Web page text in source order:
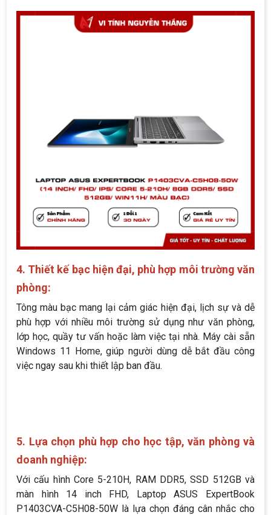
4. Thiết kế bạc hiện đại, phù hợp môi trường văn
phòng:
Tông màu bạc mang lại cảm giác hiện đại, lịch sự và dễ
phù hợp với nhiều môi trường sử dụng như văn phòng,
lớp học, quầy tư vấn hoặc làm việc tại nhà. Máy cài sẵn
Windows 11 Home, giúp người dùng dễ bắt đầu công
việc ngay sau khi thiết lập ban đầu.
5. Lựa chọn phù hợp cho học tập, văn phòng và
doanh nghiệp:
Với cấu hình Core 5-210H, RAM DDR5, SSD 512GB và
màn hình 14 inch FHD, Laptop ASUS ExpertBook
P1403CVA-C5H08-50W là lựa chọn đáng cân nhắc cho